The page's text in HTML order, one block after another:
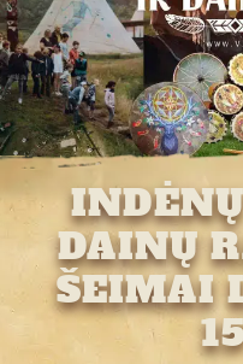
DAINŲ
ŠEIMAI